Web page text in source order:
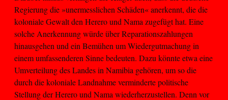
Regierung die »unermesslichen Schäden« anerkennt, die die
koloniale Gewalt den Herero und Nama zugefügt hat. Eine
solche Anerkennung würde über Reparationszahlungen
hinausgehen und ein Bemühen um Wiedergutmachung in
einem umfassenderen Sinne bedeuten. Dazu könnte etwa eine
Umverteilung des Landes in Namibia gehören, um so die
durch die koloniale Landnahme verminderte politische
Stellung der Herero und Nama wiederherzustellen. Denn vor